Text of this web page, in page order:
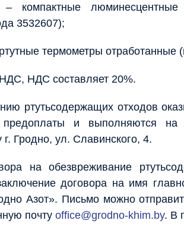
люминесцентные
3532607);
термометры отработанные
НДС составляет 20%.
ртутьсодержащих отходов
и выполняются на
Гродно, ул. Славинского, 4.
на обезвреживание
договора на имя
Азот». Письмо можно
почту office@grodno-khim.by. В